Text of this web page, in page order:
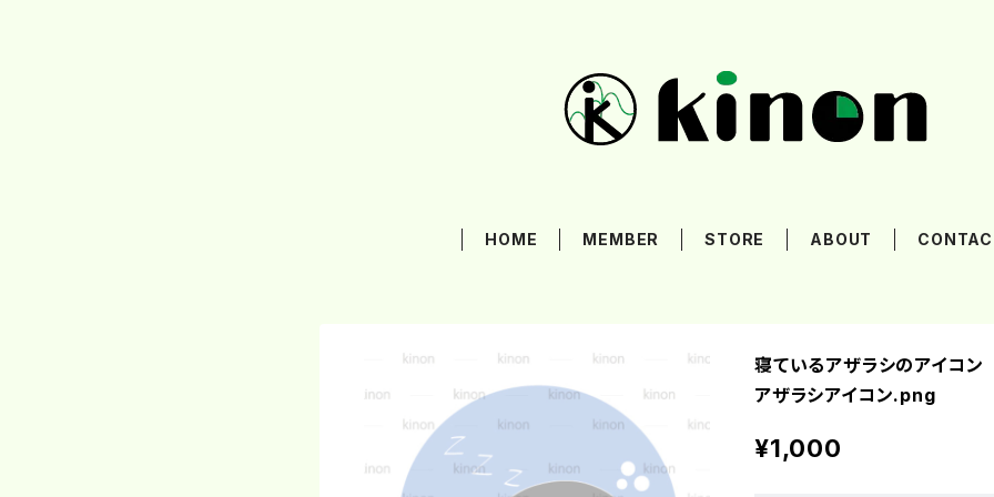
HOME MEMBER STORE ABOUT
寝ているアザラシのアイコン
アザラシアイコン.png
¥1,000